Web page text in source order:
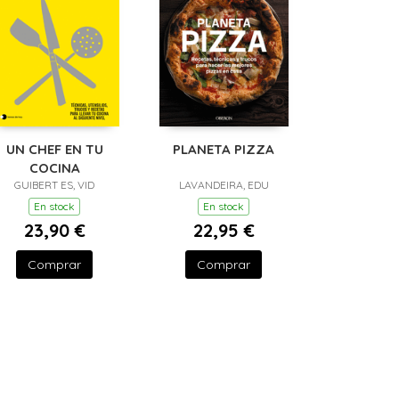
UN CHEF EN TU
COCINA
GUIBERT ES, VID
En stock
23,90 €
Comprar
PLANETA PIZZA
LAVANDEIRA, EDU
En stock
22,95 €
Comprar